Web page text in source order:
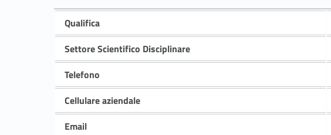
Qualifica
Settore Scientifico Disciplinare
Telefono
Cellulare aziendale
Email